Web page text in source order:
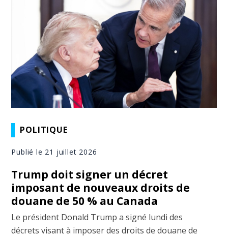
POLITIQUE
Publié le 21 juillet 2026
Trump doit signer un décret
imposant de nouveaux droits de
douane de 50 % au Canada
Le président Donald Trump a signé lundi des
décrets visant à imposer des droits de douane de